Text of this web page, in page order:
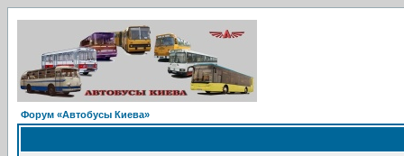
Форум «Автобусы Киева»